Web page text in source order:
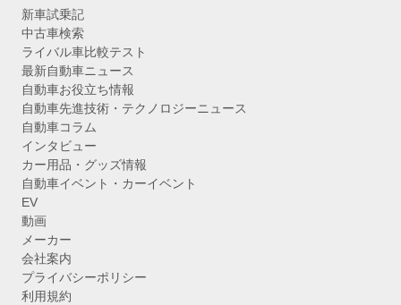
新車試乗記
中古車検索
ライバル車比較テスト
最新自動車ニュース
自動車お役立ち情報
自動車先進技術・テクノロジーニュース
自動車コラム
インタビュー
カー用品・グッズ情報
自動車イベント・カーイベント
EV
動画
メーカー
会社案内
プライバシーポリシー
利用規約